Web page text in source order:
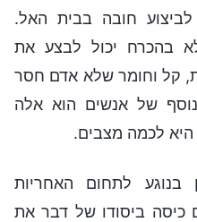
חובה בבית האל.
בהכרח יכול לבצע את
קל וחומר שלא אדם חסר
נוסף של אנשים הוא אלה
היא לכמה מצבים.
בנוגע לתחום האחריות
כיסה ביסודו של דבר את